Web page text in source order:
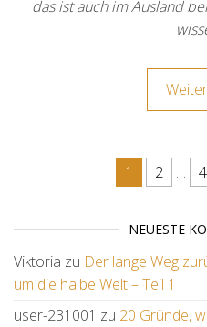
das ist auch im Ausland
1 2 … 4
NEUESTE
Viktoria zu Der lange Weg
um die halbe Welt – Teil 1
user-231001 zu 20 Gründe,